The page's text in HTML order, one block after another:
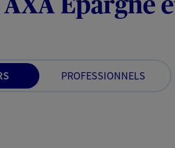
Épargne
PROFESSIONNELS